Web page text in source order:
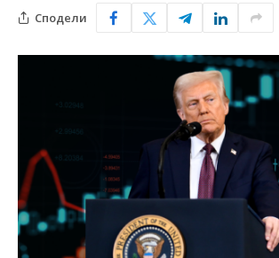
Сподели